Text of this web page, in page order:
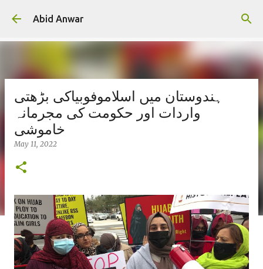
Abid Anwar
ہندوستان میں اسلاموفوبیاکی بڑھتی
واردات اور حکومت کی مجرمانہ
خاموشی
May 11, 2022